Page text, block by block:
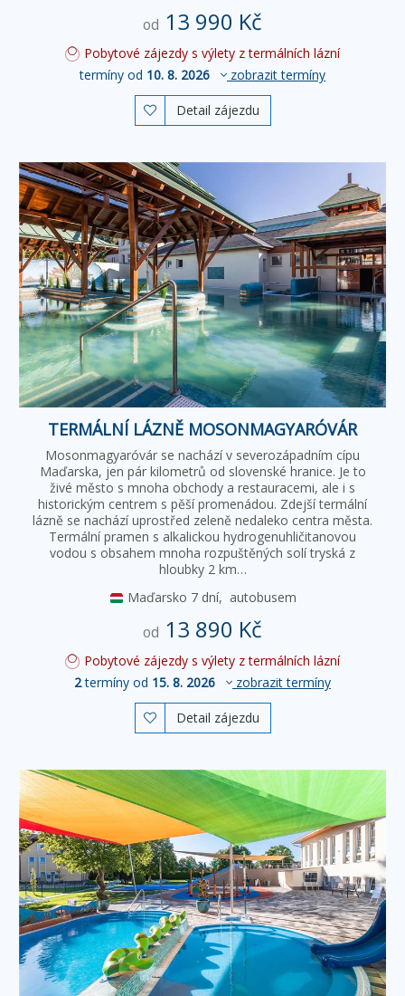
od 13 990 Kč
Pobytové zájezdy s výlety z termálních lázní
termíny od 10. 8. 2026 zobrazit termíny
 Detail zájezdu
TERMÁLNÍ LÁZNĚ MOSONMAGYARÓVÁR
Mosonmagyaróvár se nachází v severozápadním cípu
Maďarska, jen pár kilometrů od slovenské hranice. Je to
živé město s mnoha obchody a restauracemi, ale i s
historickým centrem s pěší promenádou. Zdejší termální
lázně se nachází uprostřed zeleně nedaleko centra města.
Termální pramen s alkalickou hydrogenuhličitanovou
vodou s obsahem mnoha rozpuštěných solí tryská z
hloubky 2 km…
Maďarsko 7 dní, autobusem
od 13 890 Kč
Pobytové zájezdy s výlety z termálních lázní
2termíny od 15. 8. 2026 zobrazit termíny
 Detail zájezdu